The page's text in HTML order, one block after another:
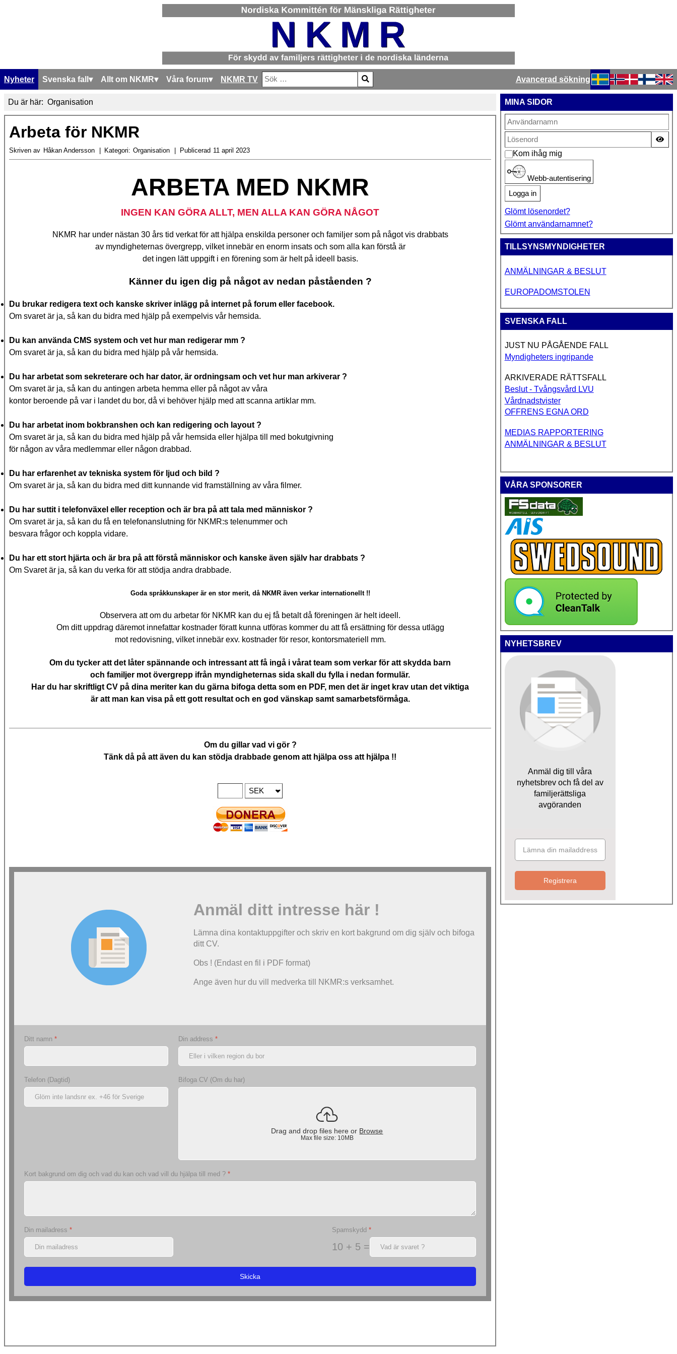
Nyheter Svenska fall Allt om NKMR Våra forum NKMR TV
Sök
Type 2 or more characters for results.
Avancerad sökning
Välj ditt språk
Du är här: Organisation
Arbeta för NKMR
Skriven av Håkan Andersson Kategori: Organisation Publicerad 11 april 2023
ARBETA MED NKMR
INGEN KAN GÖRA ALLT, MEN ALLA KAN GÖRA NÅGOT
NKMR har under nästan 30 års tid verkat för att hjälpa enskilda personer och familjer som på något vis drabbats
av myndigheternas övergrepp, vilket innebär en enorm insats och som alla kan förstå är
det ingen lätt uppgift i en förening som är helt på ideell basis.
Känner du igen dig på något av nedan påståenden ?
Du brukar redigera text och kanske skriver inlägg på internet på forum eller facebook.
Om svaret är ja, så kan du bidra med hjälp på exempelvis vår hemsida.
Du kan använda CMS system och vet hur man redigerar mm ?
Om svaret är ja, så kan du bidra med hjälp på vår hemsida.
Du har arbetat som sekreterare och har dator, är ordningsam och vet hur man arkiverar ?
Om svaret är ja, så kan du antingen arbeta hemma eller på något av våra
kontor beroende på var i landet du bor, då vi behöver hjälp med att scanna artiklar mm.
Du har arbetat inom bokbranshen och kan redigering och layout ?
Om svaret är ja, så kan du bidra med hjälp på vår hemsida eller hjälpa till med bokutgivning
för någon av våra medlemmar eller någon drabbad.
Du har erfarenhet av tekniska system för ljud och bild ?
Om svaret är ja, så kan du bidra med ditt kunnande vid framställning av våra filmer.
Du har suttit i telefonväxel eller reception och är bra på att tala med människor ?
Om svaret är ja, så kan du få en telefonanslutning för NKMR:s telenummer och
besvara frågor och koppla vidare.
Du har ett stort hjärta och är bra på att förstå människor och kanske även själv har drabbats ?
Om Svaret är ja, så kan du verka för att stödja andra drabbade.
Goda språkkunskaper är en stor merit, då NKMR även verkar internationellt !!
Observera att om du arbetar för NKMR kan du ej få betalt då föreningen är helt ideell.
Om ditt uppdrag däremot innefattar kostnader föratt kunna utföras kommer du att få ersättning för dessa utlägg
mot redovisning, vilket innebär exv. kostnader för resor, kontorsmateriell mm.
Om du tycker att det låter spännande och intressant att få ingå i vårat team som verkar för att skydda barn
och familjer mot övergrepp ifrån myndigheternas sida skall du fylla i nedan formulär.
Har du har skriftligt CV på dina meriter kan du gärna bifoga detta som en PDF, men det är inget krav utan det viktiga
är att man kan visa på ett gott resultat och en god vänskap samt samarbetsförmåga.
Om du gillar vad vi gör ?
Tänk då på att även du kan stödja drabbade genom att hjälpa oss att hjälpa !!
Anmäl ditt intresse här !
Lämna dina kontaktuppgifter och skriv en kort bakgrund om dig själv och bifoga
ditt CV.
Obs ! (Endast en fil i PDF format)
Ange även hur du vill medverka till NKMR:s verksamhet.
Ditt namn * Din address *
Telefon (Dagtid) Bifoga CV (Om du har)
Drag and drop files here or Browse
Max file size: 10MB
Kort bakgrund om dig och vad du kan och vad vill du hjälpa till med ? *
Din mailadress * Spamskydd*
10 + 5 =
Skicka
MINA SIDOR
Kom ihåg mig
Webb-autentisering
Logga in
Glömt lösenordet?
Glömt användarnamnet?
TILLSYNSMYNDIGHETER
ANMÄLNINGAR & BESLUT
EUROPADOMSTOLEN
SVENSKA FALL
JUST NU PÅGÅENDE FALL
Myndigheters ingripande
ARKIVERADE RÄTTSFALL
Beslut - Tvångsvård LVU
Vårdnadstvister
OFFRENS EGNA ORD
MEDIAS RAPPORTERING
ANMÄLNINGAR & BESLUT
VÅRA SPONSORER
NYHETSBREV
Anmäl dig till våra
nyhetsbrev och få del av
familjerättsliga
avgöranden
Registrera